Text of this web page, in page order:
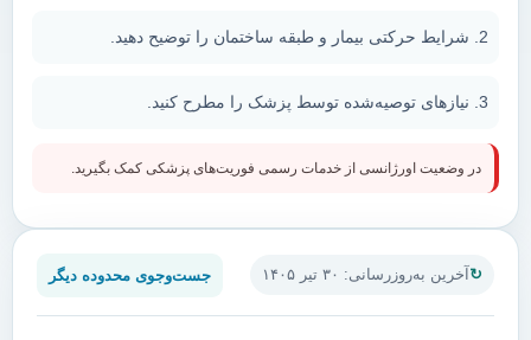
آخرین به‌روزرسانی: ۳۰ تیر ۱۴۰۵ جست‌وجوی محدوده دیگر
شرایط حرکتی بیمار و طبقه ساختمان را توضیح دهید.
نیازهای توصیه‌شده توسط پزشک را مطرح کنید.
در وضعیت اورژانسی از خدمات رسمی فوریت‌های پزشکی کمک بگیرید.